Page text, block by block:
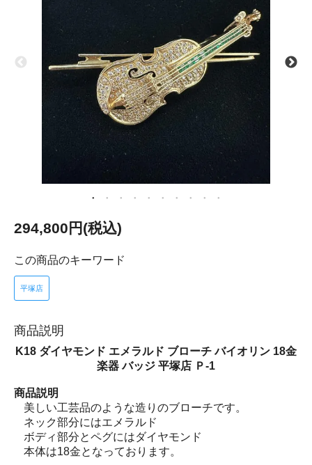
294,800円(税込)
この商品のキーワード
平塚店
商品説明
K18 ダイヤモンド エメラルド ブローチ バイオリン 18金
楽器 バッジ 平塚店 Ｐ-1
商品説明
美しい工芸品のような造りのブローチです。
ネック部分にはエメラルド
ボディ部分とペグにはダイヤモンド
本体は18金となっております。